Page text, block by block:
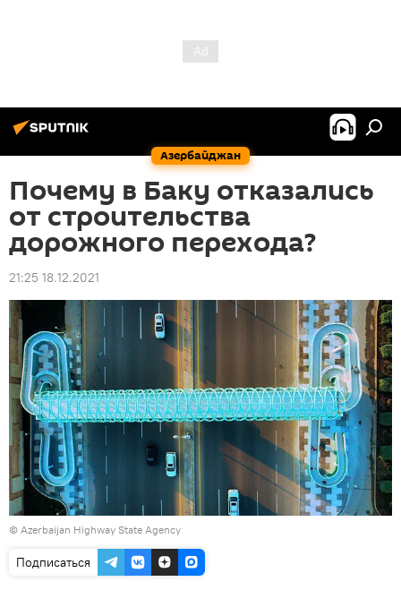
Азербайджан
Почему в Баку отказались
от строительства
дорожного перехода?
21:25 18.12.2021
© Azerbaijan Highway State Agency
Подписаться